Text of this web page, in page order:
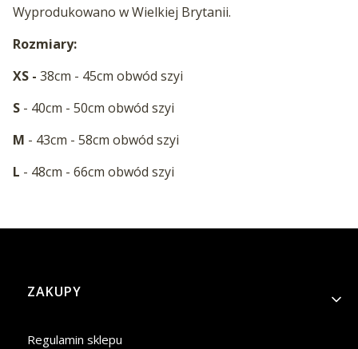
Wyprodukowano w Wielkiej Brytanii.
Rozmiary:
XS - 38cm - 45cm obwód szyi
S - 40cm - 50cm obwód szyi
M - 43cm - 58cm obwód szyi
L - 48cm - 66cm obwód szyi
Linki w stopce
ZAKUPY
Regulamin sklepu